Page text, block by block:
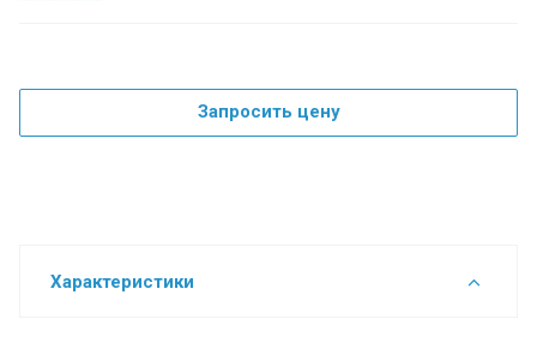
Запросить цену
Характеристики